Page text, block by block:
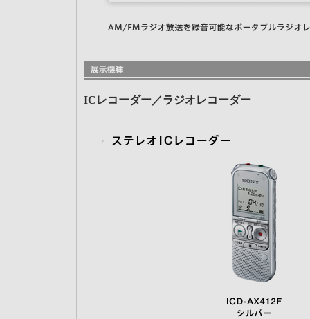
ICレコーダー／ラジオレコーダー